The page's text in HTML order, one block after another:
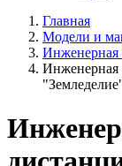
Главная
Модели и
Инженерная
Инженерная